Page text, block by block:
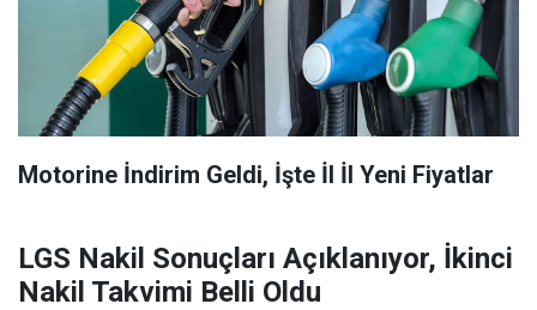
Motorine İndirim Geldi, İşte İl İl Yeni Fiyatlar
LGS Nakil Sonuçları Açıklanıyor, İkinci
Nakil Takvimi Belli Oldu